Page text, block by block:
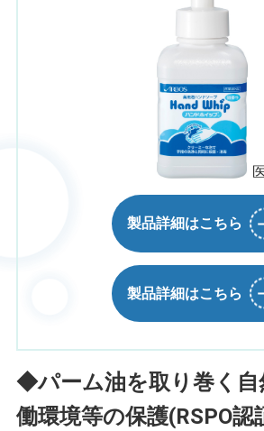
製品詳細はこちら
製品詳細はこちら
◆パーム油を取り巻く自
働環境等の保護(RSPO認